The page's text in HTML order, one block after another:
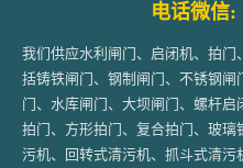
电话微信:
我们供应水利闸门、启闭机、拍
括铸铁闸门、钢制闸门、不锈钢
门、水库闸门、大坝闸门、螺杆
拍门、方形拍门、复合拍门、玻
污机、回转式清污机、抓斗式清污